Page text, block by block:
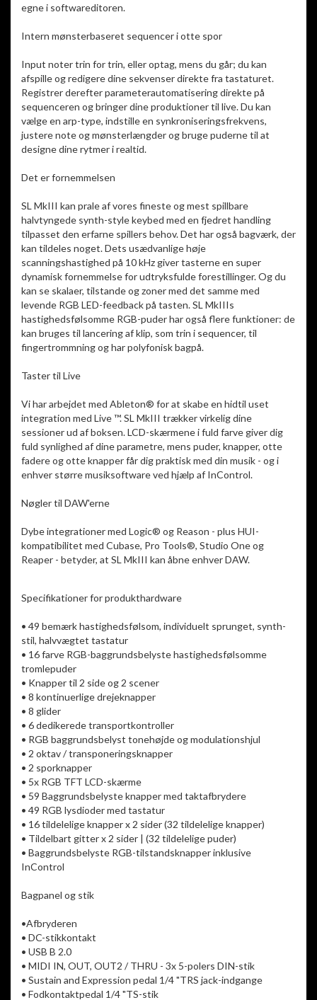
egne i softwareditoren.
Intern mønsterbaseret sequencer i otte spor
Input noter trin for trin, eller optag, mens du går; du kan
afspille og redigere dine sekvenser direkte fra tastaturet.
Registrer derefter parameterautomatisering direkte på
sequenceren og bringer dine produktioner til live. Du kan
vælge en arp-type, indstille en synkroniseringsfrekvens,
justere note og mønsterlængder og bruge puderne til at
designe dine rytmer i realtid.
Det er fornemmelsen
SL MkIII kan prale af vores fineste og mest spillbare
halvtyngede synth-style keybed med en fjedret handling
tilpasset den erfarne spillers behov. Det har også bagværk, der
kan tildeles noget. Dets usædvanlige høje
scanningshastighed på 10 kHz giver tasterne en super
dynamisk fornemmelse for udtryksfulde forestillinger. Og du
kan se skalaer, tilstande og zoner med det samme med
levende RGB LED-feedback på tasten. SL MkIIIs
hastighedsfølsomme RGB-puder har også flere funktioner: de
kan bruges til lancering af klip, som trin i sequencer, til
fingertrommning og har polyfonisk bagpå.
Taster til Live
Vi har arbejdet med Ableton® for at skabe en hidtil uset
integration med Live ™. SL MkIII trækker virkelig dine
sessioner ud af boksen. LCD-skærmene i fuld farve giver dig
fuld synlighed af dine parametre, mens puder, knapper, otte
fadere og otte knapper får dig praktisk med din musik - og i
enhver større musiksoftware ved hjælp af InControl.
Nøgler til DAW'erne
Dybe integrationer med Logic® og Reason - plus HUI-
kompatibilitet med Cubase, Pro Tools®, Studio One og
Reaper - betyder, at SL MkIII kan åbne enhver DAW.
Specifikationer for produkthardware
• 49 bemærk hastighedsfølsom, individuelt sprunget, synth-
stil, halvvægtet tastatur
• 16 farve RGB-baggrundsbelyste hastighedsfølsomme
tromlepuder
• Knapper til 2 side og 2 scener
• 8 kontinuerlige drejeknapper
• 8 glider
• 6 dedikerede transportkontroller
• RGB baggrundsbelyst tonehøjde og modulationshjul
• 2 oktav / transponeringsknapper
• 2 sporknapper
• 5x RGB TFT LCD-skærme
• 59 Baggrundsbelyste knapper med taktafbrydere
• 49 RGB lysdioder med tastatur
• 16 tildelelige knapper x 2 sider (32 tildelelige knapper)
• Tildelbart gitter x 2 sider | (32 tildelelige puder)
• Baggrundsbelyste RGB-tilstandsknapper inklusive
InControl
Bagpanel og stik
•Afbryderen
• DC-stikkontakt
• USB B 2.0
• MIDI IN, OUT, OUT2 / THRU - 3x 5-polers DIN-stik
• Sustain and Expression pedal 1/4 "TRS jack-indgange
• Fodkontaktpedal 1/4 "TS-stik